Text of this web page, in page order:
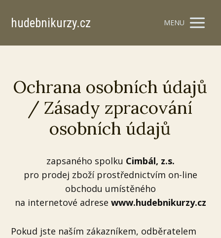
hudebnikurzy.cz MENU
Ochrana osobních údajů
/ Zásady zpracování
osobních údajů
zapsaného spolku Cimbál, z.s.
pro prodej zboží prostřednictvím on-line
obchodu umístěného
na internetové adrese www.hudebnikurzy.cz
Pokud jste naším zákazníkem, odběratelem